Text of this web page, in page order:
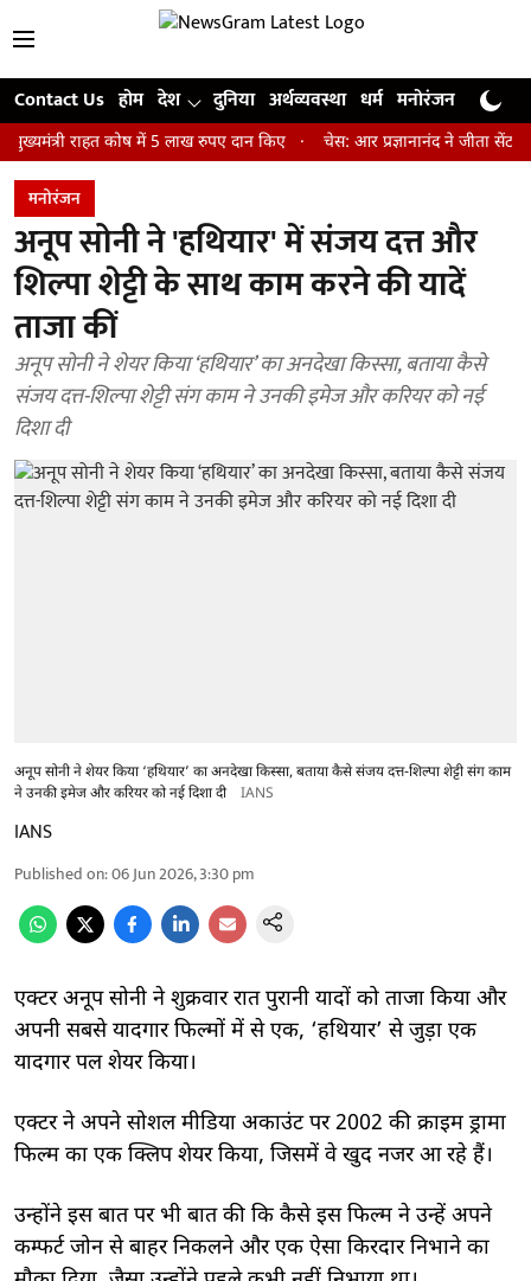
Contact Us होम देश दुनिया अर्थव्यवस्था धर्म मनोरंजन खेल
कोष में 5 लाख रुपए दान किए चेस: आर प्रज्ञानानंद ने जीता सेंट लुइस
मनोरंजन
अनूप सोनी ने 'हथियार' में संजय दत्त और
शिल्पा शेट्टी के साथ काम करने की यादें
ताजा कीं
अनूप सोनी ने शेयर किया ‘हथियार’ का अनदेखा किस्सा, बताया कैसे
संजय दत्त-शिल्पा शेट्टी संग काम ने उनकी इमेज और करियर को नई
दिशा दी
अनूप सोनी ने शेयर किया ‘हथियार’ का अनदेखा किस्सा, बताया कैसे संजय दत्त-शिल्पा शेट्टी संग काम
ने उनकी इमेज और करियर को नई दिशा दी
IANS
IANS
Published on:06 Jun 2026, 3:30 pm
एक्टर अनूप सोनी ने शुक्रवार रात पुरानी यादों को ताजा किया और
अपनी सबसे यादगार फिल्मों में से एक, ‘हथियार’ से जुड़ा एक
यादगार पल शेयर किया।
एक्टर ने अपने सोशल मीडिया अकाउंट पर 2002 की क्राइम ड्रामा
फिल्म का एक क्लिप शेयर किया, जिसमें वे खुद नजर आ रहे हैं।
उन्होंने इस बात पर भी बात की कि कैसे इस फिल्म ने उन्हें अपने
कम्फर्ट जोन से बाहर निकलने और एक ऐसा किरदार निभाने का